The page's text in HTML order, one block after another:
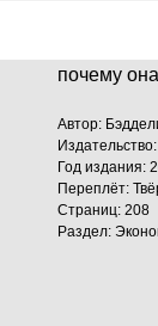
моделей.
почему
Автор:
Год издания:
Переплёт:
Страниц: 208
Раздел: